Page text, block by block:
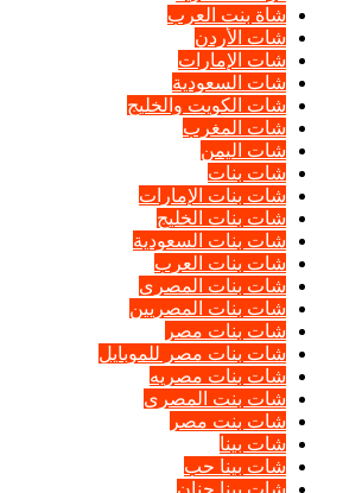
شاة بنت العرب
شات الأردن
شات الإمارات
شات السعودية
شات الكويت والخليج
شات المغرب
شات اليمن
شات بنات
شات بنات الإمارات
شات بنات الخليج
شات بنات السعودية
شات بنات العرب
شات بنات المصرى
شات بنات المصريين
شات بنات مصر
شات بنات مصر للموبايل
شات بنات مصريه
شات بنت المصرى
شات بنت مصر
شات بينا
شات بينا حب